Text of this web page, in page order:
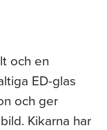
och en
ED-glas
och ger
Kikarna har